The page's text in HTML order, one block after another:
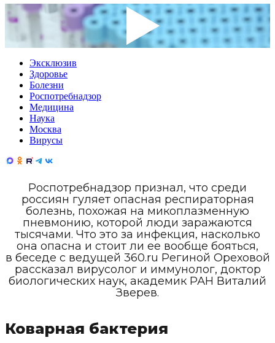
Эксклюзив
Здоровье
Болезни
Роспотребнадзор
Медицина
Наука
Москва
Вирусы
Роспотребнадзор признал, что среди
россиян гуляет опасная респираторная
болезнь, похожая на микоплазменную
пневмонию, которой люди заражаются
тысячами. Что это за инфекция, насколько
она опасна и стоит ли ее вообще бояться,
в беседе с ведущей 360.ru Региной Ореховой
рассказал вирусолог и иммунолог, доктор
биологических наук, академик РАН Виталий
Зверев.
Коварная бактерия